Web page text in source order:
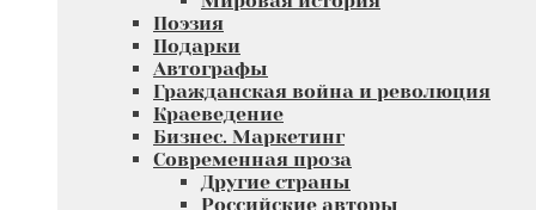
Поэзия
Подарки
Автографы
Гражданская война и революция
Краеведение
Бизнес. Маркетинг
Современная проза
Другие страны
Российские авторы